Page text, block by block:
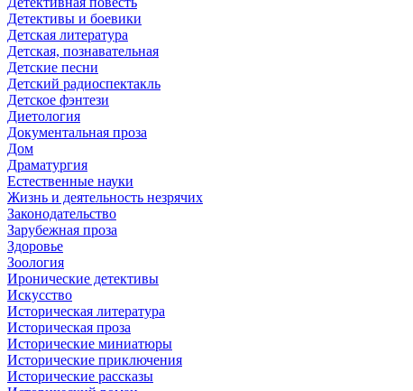
Детективы и боевики
Детская литература
Детская, познавательная
Детские песни
Детский радиоспектакль
Детское фэнтези
Диетология
Документальная проза
Дом
Драматургия
Естественные науки
Жизнь и деятельность незрячих
Законодательство
Зарубежная проза
Здоровье
Зоология
Иронические детективы
Искусство
Историческая литература
Историческая проза
Исторические миниатюры
Исторические приключения
Исторические рассказы